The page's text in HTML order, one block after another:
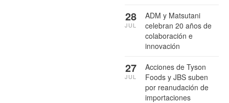
ADM y Matsutani
celebran 20 años de
colaboración e
innovación
28
JUL
Acciones de Tyson
Foods y JBS suben
por reanudación de
importaciones
27
JUL